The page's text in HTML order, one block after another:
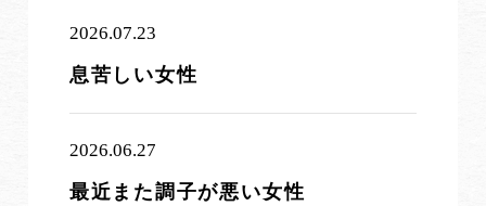
2026.07.23
息苦しい女性
2026.06.27
最近また調子が悪い女性